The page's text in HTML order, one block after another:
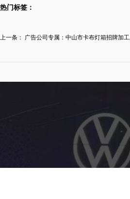
热门标签：
上一条： 广告公司专属：中山市卡布灯箱招牌加